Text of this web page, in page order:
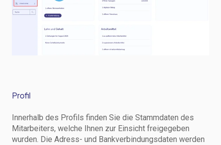
Profil
Innerhalb des Profils finden Sie die Stammdaten des
Mitarbeiters, welche Ihnen zur Einsicht freigegeben
wurden. Die Adress- und Bankverbindungsdaten werden